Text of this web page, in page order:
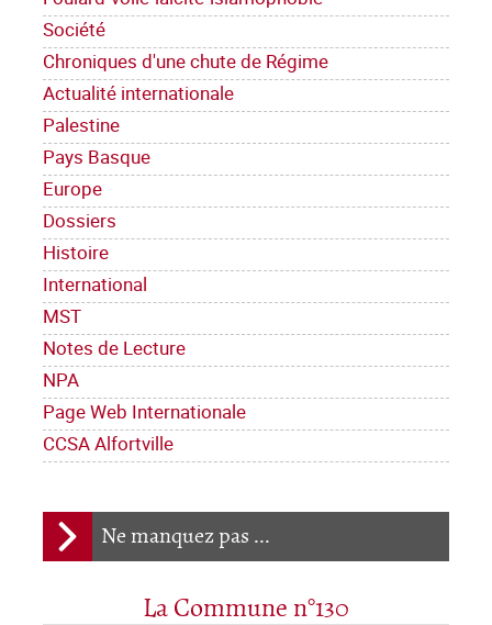
Société
Chroniques d'une chute de Régime
Actualité internationale
Palestine
Pays Basque
Europe
Dossiers
Histoire
International
MST
Notes de Lecture
NPA
Page Web Internationale
CCSA Alfortville
Ne manquez pas ...
La Commune n°130